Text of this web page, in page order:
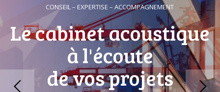
Le cabinet acoustique
à l'écoute
de vos projets
CONSEIL – EXPERTISE – ACCOMPAGNEMENT